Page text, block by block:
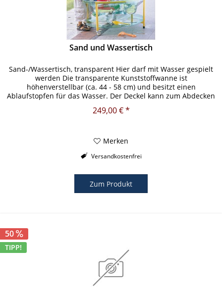
Sand und Wassertisch
Sand-/Wassertisch, transparent Hier darf mit Wasser gespielt
werden Die transparente Kunststoffwanne ist
höhenverstellbar (ca. 44 - 58 cm) und besitzt einen
Ablaufstopfen für das Wasser. Der Deckel kann zum Abdecken
249,00 € *
Merken
Versandkostenfrei
Zum Produkt
50
TIPP!